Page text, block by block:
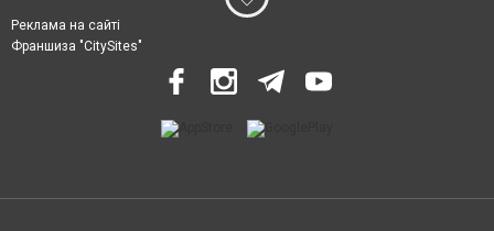
Реклама на сайті
Франшиза "CitySites"